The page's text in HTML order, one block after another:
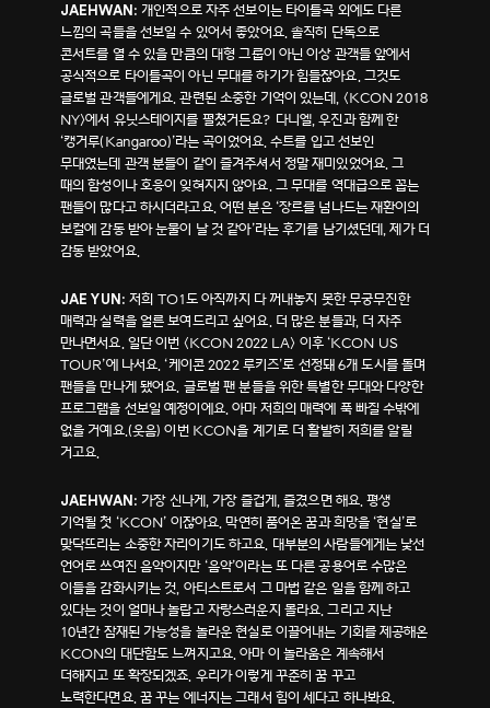
JAEHWAN: 개인적으로 자주 선보이는 타이틀곡 외에도 다른
느낌의 곡들을 선보일 수 있어서 좋았어요. 솔직히 단독으로
콘서트를 열 수 있을 만큼의 대형 그룹이 아닌 이상 관객들 앞에서
공식적으로 타이틀곡이 아닌 무대를 하기가 힘들잖아요. 그것도
글로벌 관객들에게요. 관련된 소중한 기억이 있는데, <KCON 2018
NY>에서 유닛스테이지를 펼쳤거든요? 다니엘, 우진과 함께 한
‘캥거루(Kangaroo)’라는 곡이었어요. 수트를 입고 선보인
무대였는데 관객 분들이 같이 즐겨주셔서 정말 재미있었어요. 그
때의 함성이나 호응이 잊혀지지 않아요. 그 무대를 역대급으로 꼽는
팬들이 많다고 하시더라고요. 어떤 분은 ‘장르를 넘나드는 재환이의
보컬에 감동 받아 눈물이 날 것 같아’라는 후기를 남기셨던데, 제가 더
감동 받았어요.
JAE YUN: 저희 TO1도 아직까지 다 꺼내놓지 못한 무궁무진한
매력과 실력을 얼른 보여드리고 싶어요. 더 많은 분들과, 더 자주
만나면서요. 일단 이번 <KCON 2022 LA> 이후 ‘KCON US
TOUR’에 나서요. ‘케이콘 2022 루키즈’로 선정돼 6개 도시를 돌며
팬들을 만나게 됐어요. 글로벌 팬 분들을 위한 특별한 무대와 다양한
프로그램을 선보일 예정이에요. 아마 저희의 매력에 푹 빠질 수밖에
없을 거예요.(웃음) 이번 KCON을 계기로 더 활발히 저희를 알릴
거고요.
JAEHWAN: 가장 신나게, 가장 즐겁게, 즐겼으면 해요. 평생
기억될 첫 ‘KCON’ 이잖아요. 막연히 품어온 꿈과 희망을 ‘현실’로
맞닥뜨리는 소중한 자리이기도 하고요. 대부분의 사람들에게는 낯선
언어로 쓰여진 음악이지만 ‘음악’이라는 또 다른 공용어로 수많은
이들을 감화시키는 것, 아티스트로서 그 마법 같은 일을 함께 하고
있다는 것이 얼마나 놀랍고 자랑스러운지 몰라요. 그리고 지난
10년간 잠재된 가능성을 놀라운 현실로 이끌어내는 기회를 제공해온
KCON의 대단함도 느껴지고요. 아마 이 놀라움은 계속해서
더해지고 또 확장되겠죠. 우리가 이렇게 꾸준히 꿈 꾸고
노력한다면요. 꿈 꾸는 에너지는 그래서 힘이 세다고 하나봐요.